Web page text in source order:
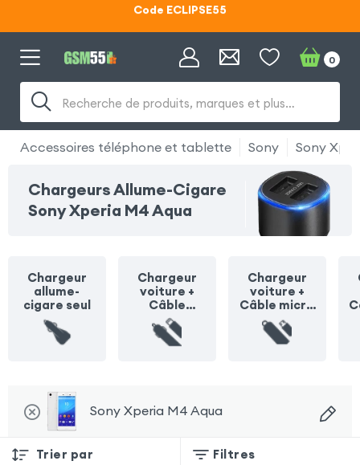
Code ECLIPSE55
Recherche de produits, marques et plus…
0
Accessoires téléphone et tablette Sony Sony
Chargeurs Allume-Cigare
Sony Xperia M4 Aqua
Chargeur
allume-
cigare seul
Chargeur
voiture +
Câble
Lightning
Chargeur
voiture +
Câble micro
USB
Sony Xperia M4 Aqua
Trier par Filtres